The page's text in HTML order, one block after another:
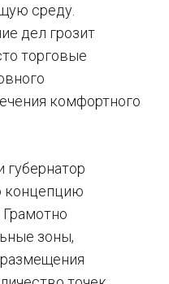
среду.
дел грозит
торговые
комфортного
губернатор
концепцию
зоны,